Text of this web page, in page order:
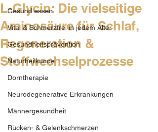
Gesund essen
Vital & Schmerzfrei in jedem Alter
Gesundheitsprävention
Naturheilkunde
Dorntherapie
Neurodegenerative Erkrankungen
Männergesundheit
Rücken- & Gelenkschmerzen
L-Glycin: Die vielseitige
Aminosäure für Schlaf,
Regeneration &
Stoffwechselprozesse